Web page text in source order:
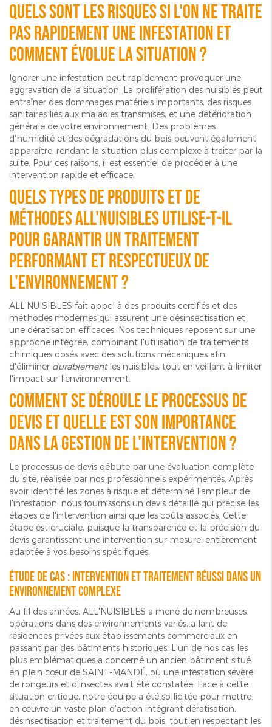
Quels sont les risques si l'on ne traite
pas rapidement une infestation et
comment évolue la situation ?
Ignorer une infestation peut rapidement provoquer une
aggravation de la situation. La prolifération des nuisibles peut
entraîner des dommages matériels importants, des risques
sanitaires liés aux maladies transmises, et une détérioration
générale de votre environnement. Des problèmes
d'humidité et des dégradations du bois peuvent également
apparaître, rendant la situation plus complexe à traiter par la
suite. Pour ces raisons, il est essentiel de procéder à une
intervention rapide et efficace.
Quels types de produits et de
méthodes ALL'NUISIBLES utilise-t-il
pour garantir un traitement
performant et respectueux de
l'environnement ?
ALL'NUISIBLES fait appel à des produits certifiés et des
méthodes modernes qui assurent une désinsectisation et
une dératisation efficaces. Nos techniques reposent sur une
approche intégrée, combinant l'utilisation de traitements
chimiques dosés avec des solutions mécaniques afin
d'éliminer durablementles nuisibles, tout en veillant à limiter
l'impact sur l'environnement.
Comment se déroule le processus de
devis et quelle est son importance
dans la gestion de l'intervention ?
Le processus de devis débute par une évaluation complète
du site, réalisée par nos professionnels expérimentés. Après
avoir identifié les zones à risque et déterminé l'ampleur de
l'infestation, nous fournissons un devis détaillé qui précise les
étapes de l'intervention ainsi que les coûts associés. Cette
étape est cruciale, puisque la transparence et la précision du
devis garantissent une intervention sur-mesure, entièrement
adaptée à vos besoins spécifiques.
Étude de cas : intervention et traitement réussi dans un
environnement complexe
Au fil des années, ALL'NUISIBLES a mené de nombreuses
opérations dans des environnements variés, allant de
résidences privées aux établissements commerciaux en
passant par des bâtiments historiques. L'un de nos cas les
plus emblématiques a concerné un ancien bâtiment situé
en plein cœur de SAINT-MANDÉ, où une infestation sévère
de rongeurs et d'insectes avait été constatée. Face à cette
situation critique, notre équipe a été sollicitée pour mettre
en œuvre un vaste plan d'action intégrant dératisation,
désinsectisation et traitement du bois, tout en respectant les